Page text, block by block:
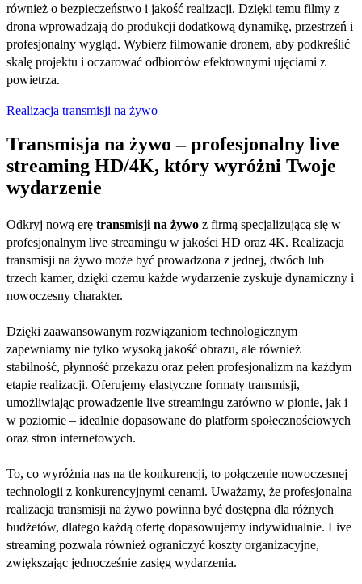
również o bezpieczeństwo i jakość realizacji. Dzięki temu filmy z
drona wprowadzają do produkcji dodatkową dynamikę, przestrzeń i
profesjonalny wygląd. Wybierz filmowanie dronem, aby podkreślić
skalę projektu i oczarować odbiorców efektownymi ujęciami z
powietrza.
Realizacja transmisji na żywo
Transmisja na żywo – profesjonalny live
streaming HD/4K, który wyróżni Twoje
wydarzenie
Odkryj nową erę transmisji na żywo z firmą specjalizującą się w
profesjonalnym live streamingu w jakości HD oraz 4K. Realizacja
transmisji na żywo może być prowadzona z jednej, dwóch lub
trzech kamer, dzięki czemu każde wydarzenie zyskuje dynamiczny i
nowoczesny charakter.
Dzięki zaawansowanym rozwiązaniom technologicznym
zapewniamy nie tylko wysoką jakość obrazu, ale również
stabilność, płynność przekazu oraz pełen profesjonalizm na każdym
etapie realizacji. Oferujemy elastyczne formaty transmisji,
umożliwiając prowadzenie live streamingu zarówno w pionie, jak i
w poziomie – idealnie dopasowane do platform społecznościowych
oraz stron internetowych.
To, co wyróżnia nas na tle konkurencji, to połączenie nowoczesnej
technologii z konkurencyjnymi cenami. Uważamy, że profesjonalna
realizacja transmisji na żywo powinna być dostępna dla różnych
budżetów, dlatego każdą ofertę dopasowujemy indywidualnie. Live
streaming pozwala również ograniczyć koszty organizacyjne,
zwiększając jednocześnie zasięg wydarzenia.